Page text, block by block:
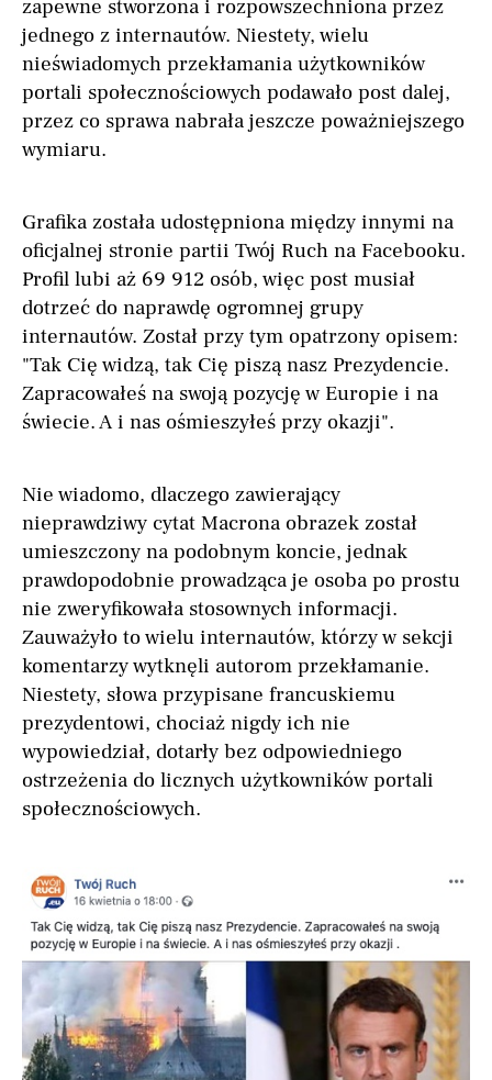
zapewne stworzona i rozpowszechniona przez
jednego z internautów. Niestety, wielu
nieświadomych przekłamania użytkowników
portali społecznościowych podawało post dalej,
przez co sprawa nabrała jeszcze poważniejszego
wymiaru.
Grafika została udostępniona między innymi na
oficjalnej stronie partii Twój Ruch na Facebooku.
Profil lubi aż 69 912 osób, więc post musiał
dotrzeć do naprawdę ogromnej grupy
internautów. Został przy tym opatrzony opisem:
"Tak Cię widzą, tak Cię piszą nasz Prezydencie.
Zapracowałeś na swoją pozycję w Europie i na
świecie. A i nas ośmieszyłeś przy okazji".
Nie wiadomo, dlaczego zawierający
nieprawdziwy cytat Macrona obrazek został
umieszczony na podobnym koncie, jednak
prawdopodobnie prowadząca je osoba po prostu
nie zweryfikowała stosownych informacji.
Zauważyło to wielu internautów, którzy w sekcji
komentarzy wytknęli autorom przekłamanie.
Niestety, słowa przypisane francuskiemu
prezydentowi, chociaż nigdy ich nie
wypowiedział, dotarły bez odpowiedniego
ostrzeżenia do licznych użytkowników portali
społecznościowych.